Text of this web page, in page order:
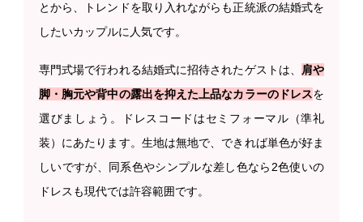
とから、トレンドを取り入れながらも正統派の結婚式を
したいカップルに人気です。
専門式場で行われる結婚式に招待されたゲストは、 肩や
脚・胸元や背中の露出を抑えた上品なカラーのドレスを
選びましょう。ドレスコードはセミフォーマル（準礼
装）にあたります。生地は無地で、できれば単色が好ま
しいですが、同系色やシンプルな差し色なら2色使いの
ドレスも現代では許容範囲です。